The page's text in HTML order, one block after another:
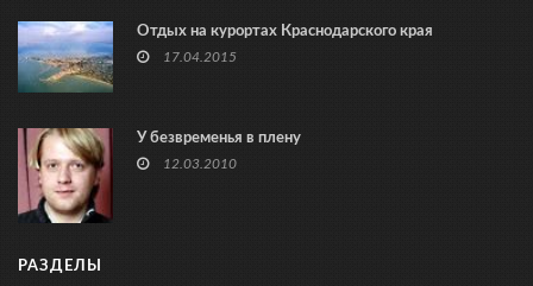
Отдых на курортах Краснодарского края
17.04.2015
У безвременья в плену
12.03.2010
РАЗДЕЛЫ